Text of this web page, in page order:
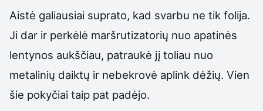
Aistė galiausiai suprato, kad svarbu ne tik folija.
Ji dar ir perkėlė maršrutizatorių nuo apatinės
lentynos aukščiau, patraukė jį toliau nuo
metalinių daiktų ir nebekrovė aplink dėžių. Vien
šie pokyčiai taip pat padėjo.